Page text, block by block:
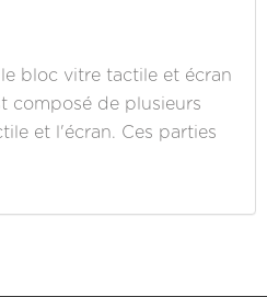
bloc vitre tactile et écran
composé de plusieurs
et l'écran. Ces parties